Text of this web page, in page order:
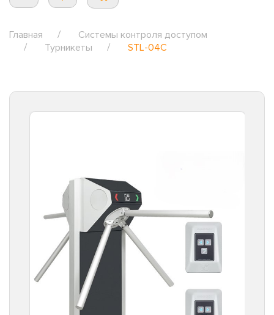
Главная
Системы контроля доступом
Турникеты
STL-04C